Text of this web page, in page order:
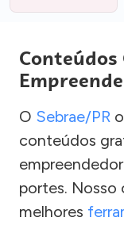
O Sebrae/PR
conteúdos
portes. Nosso
melhores